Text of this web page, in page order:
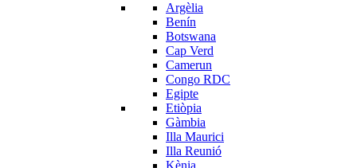
Argèlia
Benín
Botswana
Cap Verd
Camerun
Congo RDC
Egipte
Etiòpia
Gàmbia
Illa Maurici
Illa Reunió
Kènia